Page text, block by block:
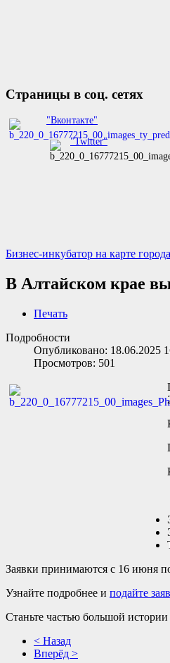
Страницы в соц. сетях
"Вконтакте"
"Twitter"
Бизнес-инкубатор на карте
В Алтайском крае
Печать
Подробности
Опубликовано: 18.06.2025
Просмотров: 501
Заявки принимаются с 16 июня
Узнайте подробнее и подайте
Станьте частью большой
< Назад
Вперёд >